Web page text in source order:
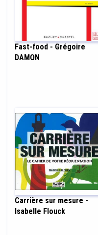
Fast-food - Grégoire
DAMON
Carrière sur mesure -
Isabelle Flouck